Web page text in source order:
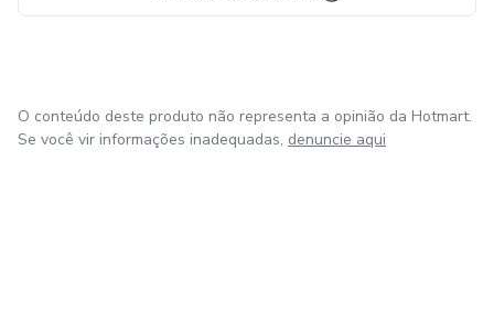
O conteúdo deste produto não representa a opinião da Hotmart.
Se você vir informações inadequadas, denuncie aqui